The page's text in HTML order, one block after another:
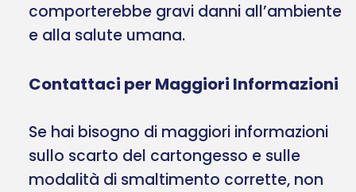
comporterebbe gravi danni all’ambiente
e alla salute umana.
Contattaci per Maggiori Informazioni
Se hai bisogno di maggiori informazioni
sullo scarto del cartongesso e sulle
modalità di smaltimento corrette, non